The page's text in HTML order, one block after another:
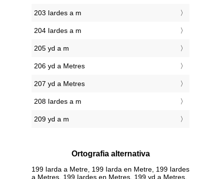
203 Iardes a m
204 Iardes a m
205 yd a m
206 yd a Metres
207 yd a Metres
208 Iardes a m
209 yd a m
Ortografia alternativa
199 Iarda a Metre, 199 Iarda en Metre, 199 Iardes
a Metres, 199 Iardes en Metres, 199 yd a Metres,